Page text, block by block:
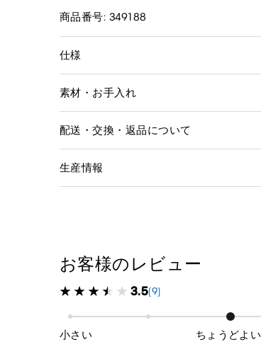
商品番号: 349188
仕様
素材・お手入れ
配送・交換・返品について
生産情報
お客様のレビュー
3.5(9)
小さい ちょうどよい